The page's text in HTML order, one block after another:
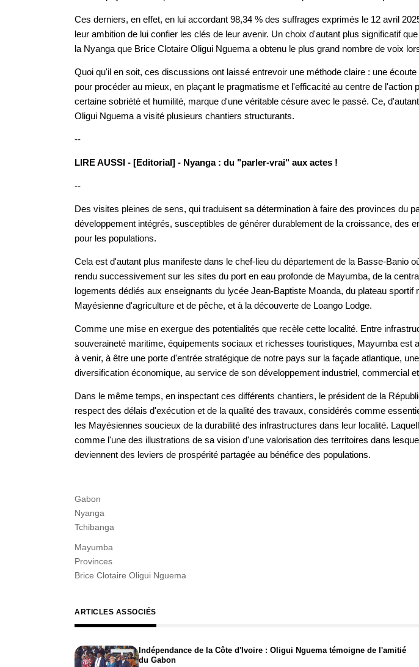
Ces derniers, en effet, en lui accordant 98,34 % des suffrages exprimés le 12 avril
leur ambition de lui confier les clés de leur avenir. Un choix d'autant plus significatif
la Nyanga que Brice Clotaire Oligui Nguema a obtenu le plus grand nombre de voix
Quoi qu'il en soit, ces discussions ont laissé entrevoir une méthode claire : une
pour procéder au mieux, en plaçant le pragmatisme et l'efficacité au centre de l'action
certaine sobriété et humilité, marque d'une véritable césure avec le passé. Ce,
Oligui Nguema a visité plusieurs chantiers structurants.
--
LIRE AUSSI - [Editorial] - Nyanga : du "parler-vrai" aux actes !
--
Des visites pleines de sens, qui traduisent sa détermination à faire des provinces du
développement intégrés, susceptibles de générer durablement de la croissance, des
pour les populations.
Cela est d'autant plus manifeste dans le chef-lieu du département de la Basse-Banio
rendu successivement sur les sites du port en eau profonde de Mayumba, de la
logements dédiés aux enseignants du lycée Jean-Baptiste Moanda, du plateau sportif
Mayésienne d'agriculture et de pêche, et à la découverte de Loango Lodge.
Comme une mise en exergue des potentialités que recèle cette localité. Entre
souveraineté maritime, équipements sociaux et richesses touristiques, Mayumba est
à venir, à être une porte d'entrée stratégique de notre pays sur la façade atlantique,
diversification économique, au service de son développement industriel, commercial
Dans le même temps, en inspectant ces différents chantiers, le président de la
respect des délais d'exécution et de la qualité des travaux, considérés comme
les Mayésiennes soucieux de la durabilité des infrastructures dans leur localité.
comme l'une des illustrations de sa vision d'une valorisation des territoires dans
deviennent des leviers de prospérité partagée au bénéfice des populations.
Gabon
Nyanga
Tchibanga
Mayumba
Provinces
Brice Clotaire Oligui Nguema
ARTICLES ASSOCIÉS
Indépendance de la Côte d'Ivoire : Oligui Nguema témoigne de l'amitié
du Gabon